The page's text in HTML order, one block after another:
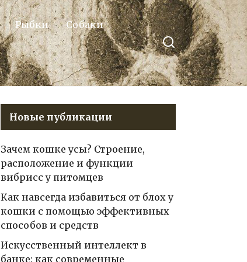
Рыбки Собаки
Новые публикации
Зачем кошке усы? Строение,
расположение и функции
вибрисс у питомцев
Как навсегда избавиться от блох у
кошки с помощью эффективных
способов и средств
Искусственный интеллект в
банке: как современные